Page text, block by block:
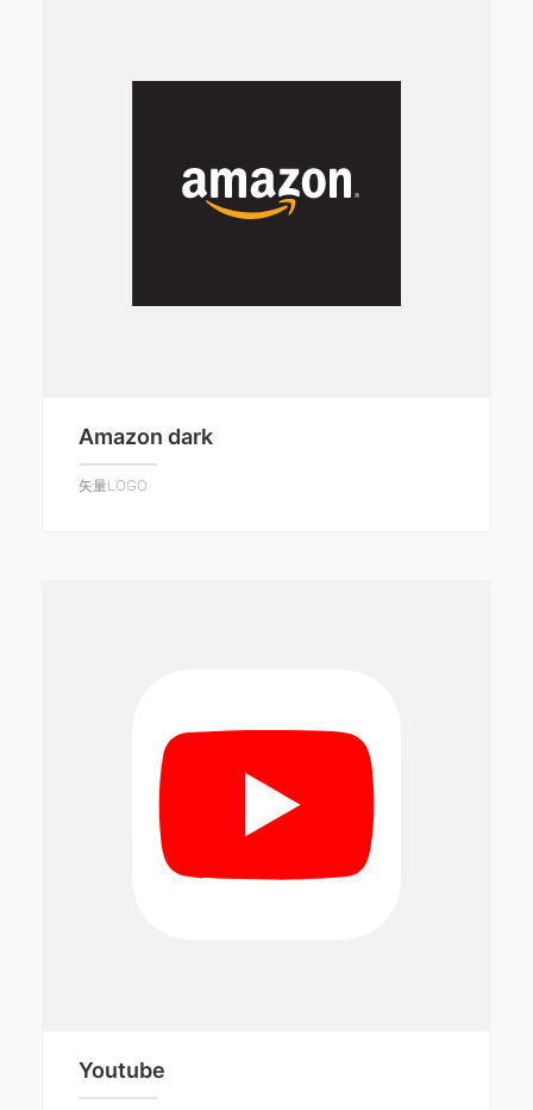
Amazon dark
矢量LOGO
Youtube